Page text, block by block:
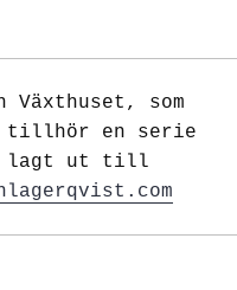
Växthuset, som
tillhör en serie
lagt ut till